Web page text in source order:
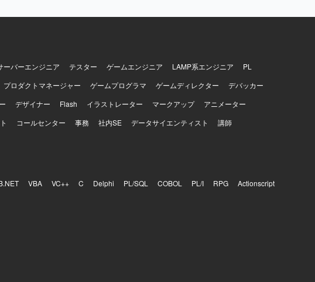
ーバーエンジニア テスター ゲームエンジニア LAMP系エンジニア
PL
プロダクトマネージャー ゲームプログラマ ゲームディレクター
デバッカー
デザイナー Flash イラストレーター マークアップ
アニメーター
コールセンター 事務 社内SE データサイエンティスト 講師
VBA VC++ C Delphi PL/SQL COBOL PL/I RPG
Actionscript